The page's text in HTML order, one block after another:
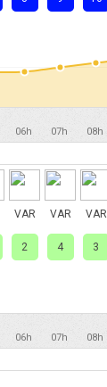
06h 07h 08h
VAR VAR VAR
2 4 3
06h 07h 08h